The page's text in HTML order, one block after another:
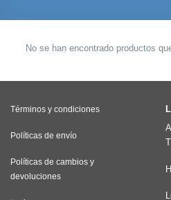
No se han encontrado productos
Términos y condiciones
Políticas de envío
Políticas de cambios y
devoluciones